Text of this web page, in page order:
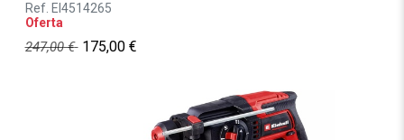
Ref. EI4514265
Oferta
247,00€ 175,00€